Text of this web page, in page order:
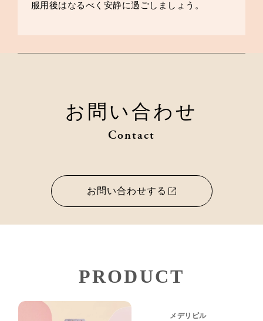
服用後はなるべく安静に過ごしましょう。
お問い合わせ
Contact
お問い合わせする
PRODUCT
メデリピル